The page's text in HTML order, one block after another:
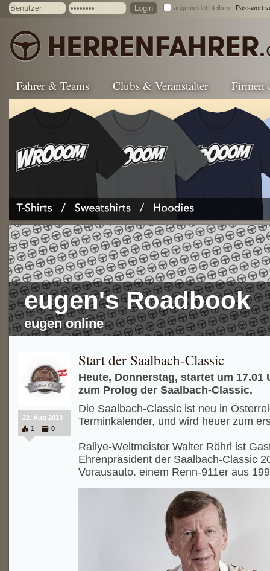
angemeldet bleiben Passwort
Fahrer & Teams Clubs & Veranstalter Firmen
eugen's Roadbook
eugen online
22. Aug 2013
1
0
Start der Saalbach-Classic
Heute, Donnerstag, startet um 17.01
zum Prolog der Saalbach-Classic.
Die Saalbach-Classic ist neu in
Terminkalender, und wird heuer zum
Rallye-Weltmeister Walter Röhrl ist
Ehrenpräsident der Saalbach-Classic
Vorausauto. einem Renn-911er aus